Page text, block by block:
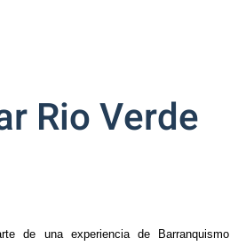
Rio Verde
de una experiencia de Barranquismo